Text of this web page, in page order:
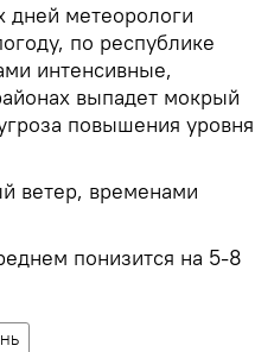
дней метеорологи
по республике
интенсивные,
выпадет мокрый
повышения уровня
ветер, временами
понизится на 5-8